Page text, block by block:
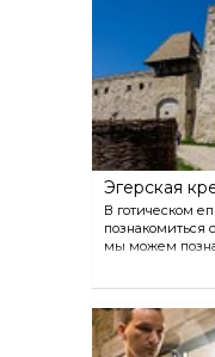
проделывают
здесь также
пары. По-
«расцветает»
почти
Эгерская
В готическом
познакомиться
мы можем
жизнью
Голгофы мы
руководством
много